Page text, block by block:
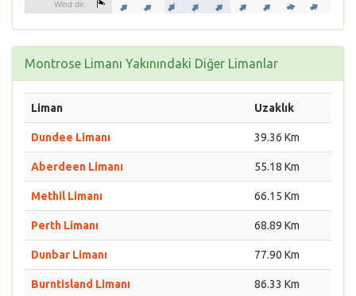
Montrose Limanı Yakınındaki Diğer Limanlar
Liman Uzaklık
Dundee Limanı 39.36 Km
Aberdeen Limanı 55.18 Km
Methil Limanı 66.15 Km
Perth Limanı 68.89 Km
Dunbar Limanı 77.90 Km
Burntisland Limanı 86.33 Km